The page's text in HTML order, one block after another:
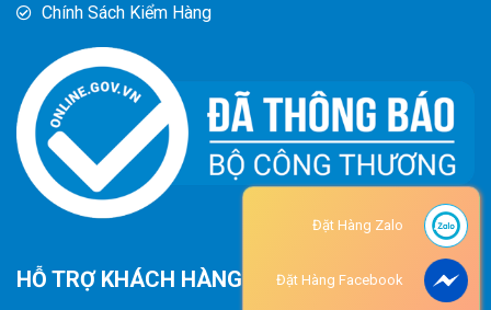
Chính Sách Kiểm Hàng
HỖ TRỢ KHÁCH HÀNG
Đặt Hàng Zalo
Đặt Hàng Facebook